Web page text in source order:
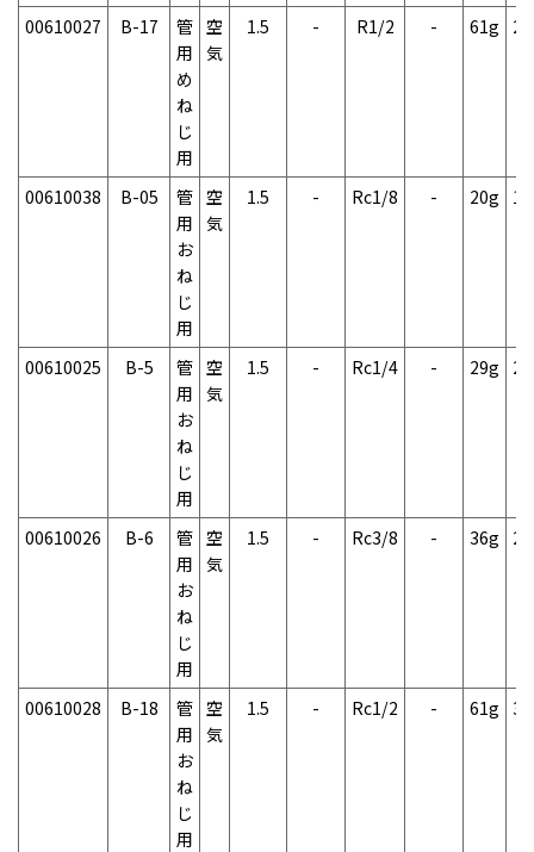
00610027 B-17
管
用
め
ね
じ
用
空
気
1.5 - R1/2 - 61g
00610038 B-05
管
用
お
ね
じ
用
空
気
1.5 - Rc1/8 - 20g
00610025 B-5
管
用
お
ね
じ
用
空
気
1.5 - Rc1/4 - 29g
00610026 B-6
管
用
お
ね
じ
用
空
気
1.5 - Rc3/8 - 36g
00610028 B-18
管
用
お
ね
じ
用
空
気
1.5 - Rc1/2 - 61g